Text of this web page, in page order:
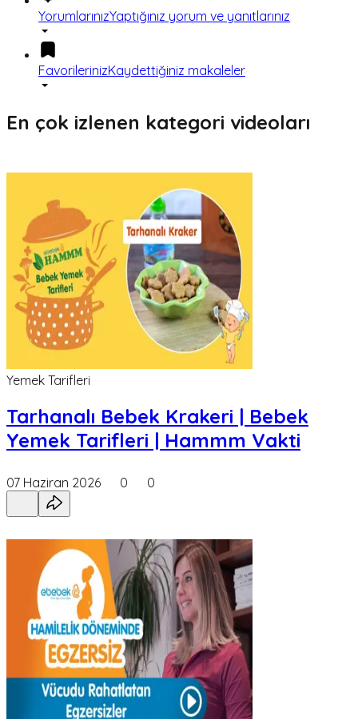
YorumlarınızYaptığınız yorum ve yanıtlarınız
FavorilerinizKaydettiğiniz makaleler
En çok izlenen kategori videoları
Yemek Tarifleri
Tarhanalı Bebek Krakeri | Bebek
Yemek Tarifleri | Hammm Vakti
07 Haziran 2026 0 0